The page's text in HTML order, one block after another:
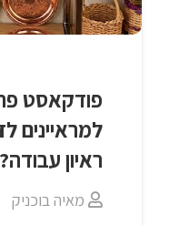
למראיינים
ראיון עבודה?
מאיה בוכניק